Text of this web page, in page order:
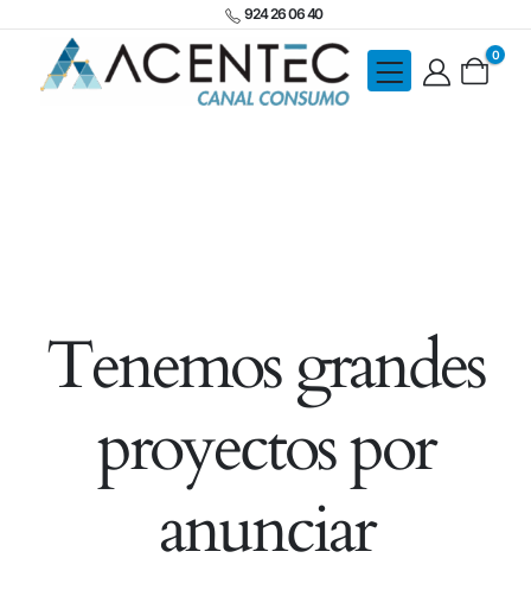
924 26 06 40
0
Tenemos grandes
proyectos por
anunciar